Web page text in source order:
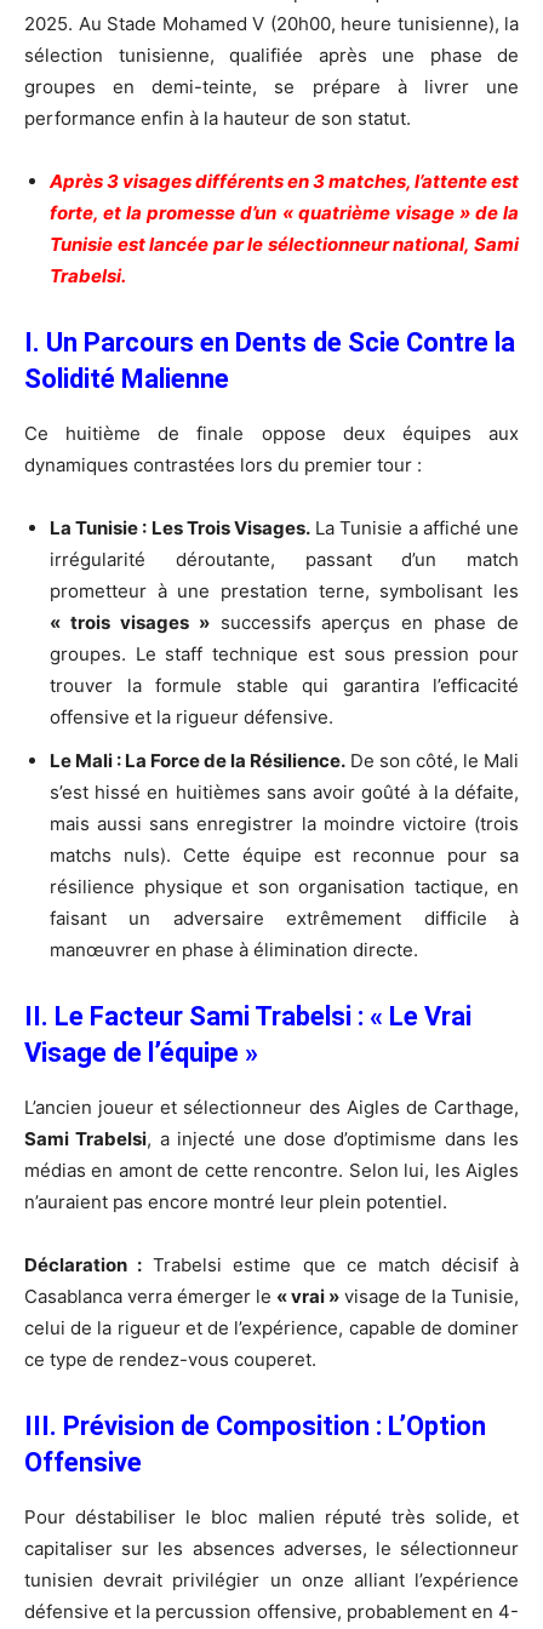
2025. Au Stade Mohamed V (20h00, heure tunisienne), la
sélection tunisienne, qualifiée après une phase de
groupes en demi-teinte, se prépare à livrer une
performance enfin à la hauteur de son statut.
Après 3 visages différents en 3 matches, l’attente est
forte, et la promesse d’un « quatrième visage » de la
Tunisie est lancée par le sélectionneur national, Sami
Trabelsi.
I. Un Parcours en Dents de Scie Contre la
Solidité Malienne
Ce huitième de finale oppose deux équipes aux
dynamiques contrastées lors du premier tour :
La Tunisie : Les Trois Visages. La Tunisie a affiché une
irrégularité déroutante, passant d’un match
prometteur à une prestation terne, symbolisant les
« trois visages »successifs aperçus en phase de
groupes. Le staff technique est sous pression pour
trouver la formule stable qui garantira l’efficacité
offensive et la rigueur défensive.
Le Mali : La Force de la Résilience. De son côté, le Mali
s’est hissé en huitièmes sans avoir goûté à la défaite,
mais aussi sans enregistrer la moindre victoire (trois
matchs nuls). Cette équipe est reconnue pour sa
résilience physique et son organisation tactique, en
faisant un adversaire extrêmement difficile à
manœuvrer en phase à élimination directe.
II. Le Facteur Sami Trabelsi : « Le Vrai
Visage de l’équipe »
L’ancien joueur et sélectionneur des Aigles de Carthage,
Sami Trabelsi, a injecté une dose d’optimisme dans les
médias en amont de cette rencontre. Selon lui, les Aigles
n’auraient pas encore montré leur plein potentiel.
Déclaration : Trabelsi estime que ce match décisif à
Casablanca verra émerger le « vrai » visage de la Tunisie,
celui de la rigueur et de l’expérience, capable de dominer
ce type de rendez-vous couperet.
III. Prévision de Composition : L’Option
Offensive
Pour déstabiliser le bloc malien réputé très solide, et
capitaliser sur les absences adverses, le sélectionneur
tunisien devrait privilégier un onze alliant l’expérience
défensive et la percussion offensive, probablement en 4-